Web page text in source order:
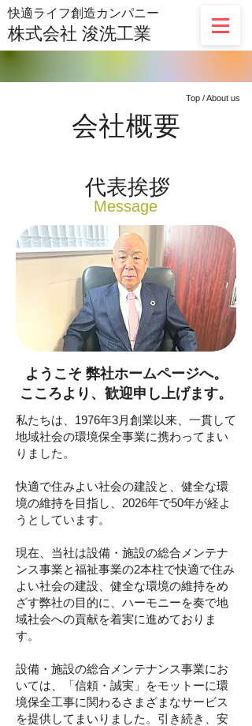
​快適ライフ創造カンパニー
株式会社 浚洗工業
Top / About us
会社概要
​Message
​代表挨拶
ようこそ 弊社ホームページへ。
こころより、歓迎申し上げます。
私たちは、1976年3月創業以来、一貫して
地域社会の環境保全事業に携わってまい
りました。
快適で住みよい社会の建設と、健全な環
境の維持を目指し、2026年で50年が経よ
うとしています。
現在、当社は設備・施設の総合メンテナ
ンス事業と福祉事業の2本柱で快適で住み
よい社会の建設、健全な環境の維持をめ
ざす弊社の目的に、ハーモニーを奏で地
域社会への貢献を着実に進めておりま
す。
設備・施設の総合メンテナンス事業にお
いては、「信頼・誠実」をモットーに環
境保全工事に関わるさまざまなサービス
を提供してまいりました。引き続き、安